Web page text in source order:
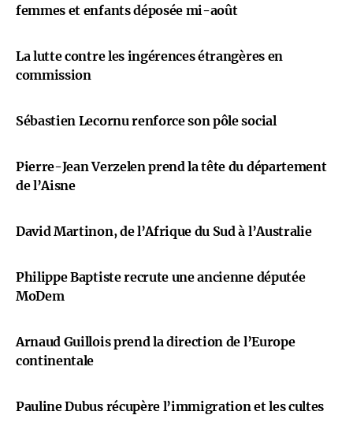
femmes et enfants déposée mi-août
La lutte contre les ingérences étrangères en
commission
Sébastien Lecornu renforce son pôle social
Pierre-Jean Verzelen prend la tête du département
de l’Aisne
David Martinon, de l’Afrique du Sud à l’Australie
Philippe Baptiste recrute une ancienne députée
MoDem
Arnaud Guillois prend la direction de l’Europe
continentale
Pauline Dubus récupère l’immigration et les cultes